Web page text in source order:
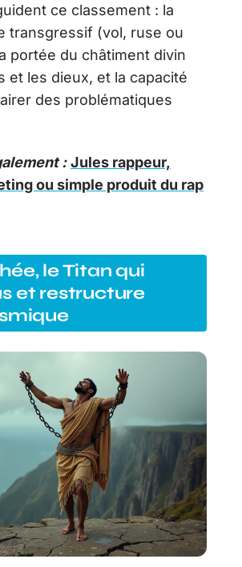
ce classement : la
transgressif (vol, ruse ou
portée du châtiment divin
et les dieux, et la capacité
des problématiques
: Jules rappeur,
ou simple produit du rap
le Titan qui
et restructure